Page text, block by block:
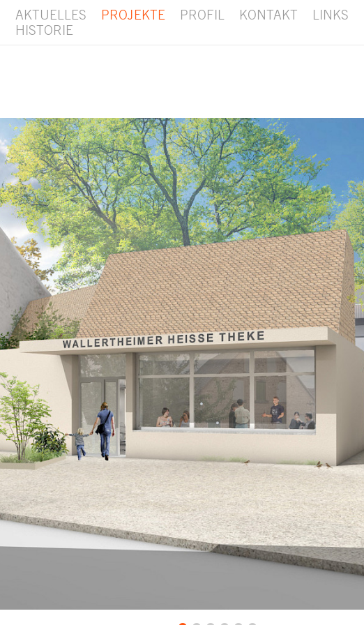
AKTUELLES PROJEKTE PROFIL KONTAKT LINKS
HISTORIE